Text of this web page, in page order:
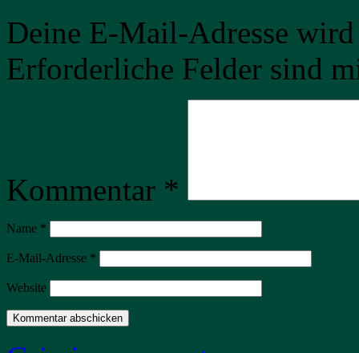
Deine E-Mail-Adresse
Erforderliche Felder sind
Kommentar *
Name *
E-Mail-Adresse *
Website